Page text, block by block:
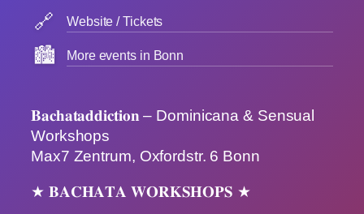
🔗 Website / Tickets
🏙️ More events in Bonn
𝐁𝐚𝐜𝐡𝐚𝐭𝐚𝐝𝐝𝐢𝐜𝐭𝐢𝐨𝐧 – Dominicana & Sensual
Workshops
Max7 Zentrum, Oxfordstr. 6 Bonn
★ 𝐁𝐀𝐂𝐇𝐀𝐓𝐀 𝐖𝐎𝐑𝐊𝐒𝐇𝐎𝐏𝐒 ★